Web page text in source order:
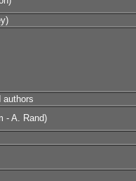
authors
- A. Rand)